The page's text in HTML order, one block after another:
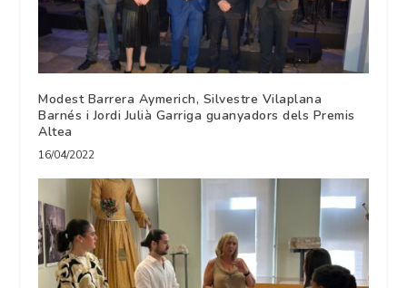
Modest Barrera Aymerich, Silvestre Vilaplana
Barnés i Jordi Julià Garriga guanyadors dels Premis
Altea
16/04/2022